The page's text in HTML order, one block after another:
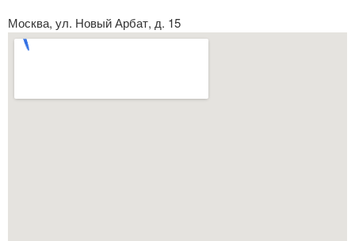
Москва, ул. Новый Арбат, д. 15